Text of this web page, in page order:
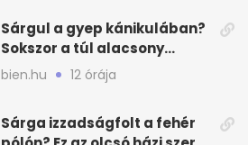
Sárgul a gyep kánikulában?
Sokszor a túl alacsony
fűnyírás a gond
bien.hu 12 órája
Sárga izzadságfolt a fehér